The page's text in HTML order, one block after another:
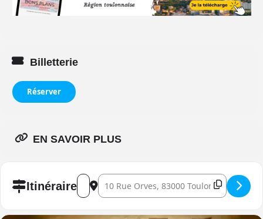
Billetterie
Réserver
EN SAVOIR PLUS
ItinéraireAddress - The Jazz Room : un voyage au cœur
Destination Address - The Jazz Room :